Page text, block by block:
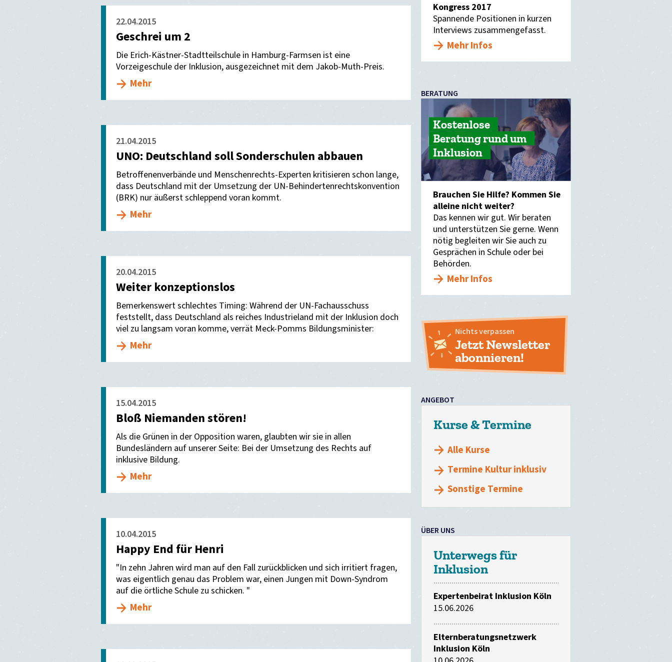
22.04.2015
Geschrei um 2
Die Erich-Kästner-Stadtteilschule in Hamburg-Farmsen ist eine
Vorzeigeschule der Inklusion, ausgezeichnet mit dem Jakob-Muth-Preis.
Mehr
21.04.2015
UNO: Deutschland soll Sonderschulen abbauen
Betroffenenverbände und Menschenrechts-Experten kritisieren schon lange,
dass Deutschland mit der Umsetzung der UN-Behindertenrechtskonvention
(BRK) nur äußerst schleppend voran kommt.
Mehr
20.04.2015
Weiter konzeptionslos
Bemerkenswert schlechtes Timing: Während der UN-Fachausschuss
feststellt, dass Deutschland als reiches Industrieland mit der Inklusion doch
viel zu langsam voran komme, verrät Meck-Pomms Bildungsminister:
Mehr
15.04.2015
Bloß Niemanden stören!
Als die Grünen in der Opposition waren, glaubten wir sie in allen
Bundesländern auf unserer Seite: Bei der Umsetzung des Rechts auf
inklusive Bildung.
Mehr
10.04.2015
Happy End für Henri
"In zehn Jahren wird man auf den Fall zurückblicken und sich irritiert fragen,
was eigentlich genau das Problem war, einen Jungen mit Down-Syndrom
auf die örtliche Schule zu schicken. "
Mehr
Kongress 2017
Spannende Positionen in kurzen
Interviews zusammengefasst.
Mehr Infos
BERATUNG
Kostenlose
Beratung rund um
Inklusion
Brauchen Sie Hilfe? Kommen Sie
alleine nicht weiter?
Das kennen wir gut. Wir beraten
und unterstützen Sie gerne. Wenn
nötig begleiten wir Sie auch zu
Gesprächen in Schule oder bei
Behörden.
Mehr Infos
Nichts verpassen
Jetzt Newsletter
abonnieren!
ANGEBOT
Kurse & Termine
Alle Kurse
Termine Kultur inklusiv
Sonstige Termine
ÜBER UNS
Unterwegs für
Inklusion
Expertenbeirat Inklusion Köln
15.06.2026
Elternberatungsnetzwerk
Inklusion Köln